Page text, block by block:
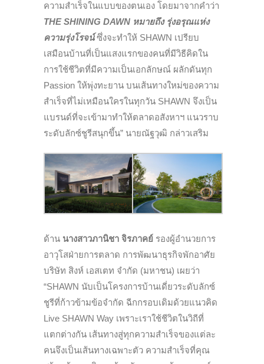
ความสำเร็จในแบบของตนเอง โดยมาจากคำว่า
THE SHINING DAWN หมายถึง รุ่งอรุณแห่ง
ความรุ่งโรจน์ซึ่งจะทำให้ SHAWN เปรียบ
เสมือนบ้านที่เป็นแสงแรกของคนที่มีวิธีคิดใน
การใช้ชีวิตที่มีความเป็นเอกลักษณ์ ผลักดันทุก
Passion ให้พุ่งทะยาน บนเส้นทางใหม่ของความ
สำเร็จที่ไม่เหมือนใครในทุกวัน SHAWN จึงเป็น
แบรนด์ที่จะเข้ามาทำให้ตลาดอสังหาฯ แนวราบ
ระดับลักซ์ชูรีสนุกขึ้น” นายณัฐวุฒิ กล่าวเสริม
ด้าน นางสาวภานิชา จิรภาคย์ รองผู้อำนวยการ
อาวุโสฝ่ายการตลาด การพัฒนาธุรกิจพักอาศัย
บริษัท สิงห์ เอสเตท จำกัด (มหาชน) เผยว่า
“SHAWN นับเป็นโครงการบ้านเดี่ยวระดับลักซ์
ชูรีที่ก้าวข้ามข้อจำกัด ฉีกกรอบเดิมด้วยแนวคิด
Live SHAWN Way เพราะเราใช้ชีวิตในวิถีที่
แตกต่างกัน เส้นทางสู่ทุกความสำเร็จของแต่ละ
คนจึงเป็นเส้นทางเฉพาะตัว ความสำเร็จที่คุณ